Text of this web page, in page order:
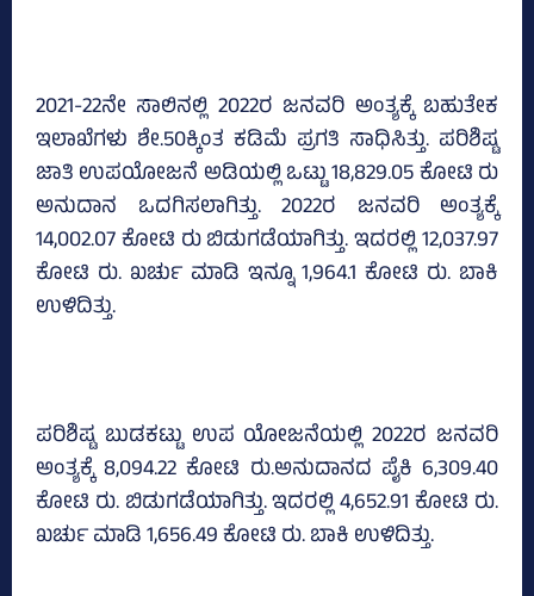
2021-22ನೇ ಸಾಲಿನಲ್ಲಿ 2022ರ ಜನವರಿ ಅಂತ್ಯಕ್ಕೆ ಬಹುತೇಕ
ಇಲಾಖೆಗಳು ಶೇ.50ಕ್ಕಿಂತ ಕಡಿಮೆ ಪ್ರಗತಿ ಸಾಧಿಸಿತ್ತು. ಪರಿಶಿಷ್ಟ
ಜಾತಿ ಉಪಯೋಜನೆ ಅಡಿಯಲ್ಲಿ ಒಟ್ಟು 18,829.05 ಕೋಟಿ ರು
ಅನುದಾನ ಒದಗಿಸಲಾಗಿತ್ತು. 2022ರ ಜನವರಿ ಅಂತ್ಯಕ್ಕೆ
14,002.07 ಕೋಟಿ ರು ಬಿಡುಗಡೆಯಾಗಿತ್ತು. ಇದರಲ್ಲಿ 12,037.97
ಕೋಟಿ ರು. ಖರ್ಚು ಮಾಡಿ ಇನ್ನೂ 1,964.1 ಕೋಟಿ ರು. ಬಾಕಿ
ಉಳಿದಿತ್ತು.
ಪರಿಶಿಷ್ಟ ಬುಡಕಟ್ಟು ಉಪ ಯೋಜನೆಯಲ್ಲಿ 2022ರ ಜನವರಿ
ಅಂತ್ಯಕ್ಕೆ 8,094.22 ಕೋಟಿ ರು.ಅನುದಾನದ ಪೈಕಿ 6,309.40
ಕೋಟಿ ರು. ಬಿಡುಗಡೆಯಾಗಿತ್ತು. ಇದರಲ್ಲಿ 4,652.91 ಕೋಟಿ ರು.
ಖರ್ಚು ಮಾಡಿ 1,656.49 ಕೋಟಿ ರು. ಬಾಕಿ ಉಳಿದಿತ್ತು.